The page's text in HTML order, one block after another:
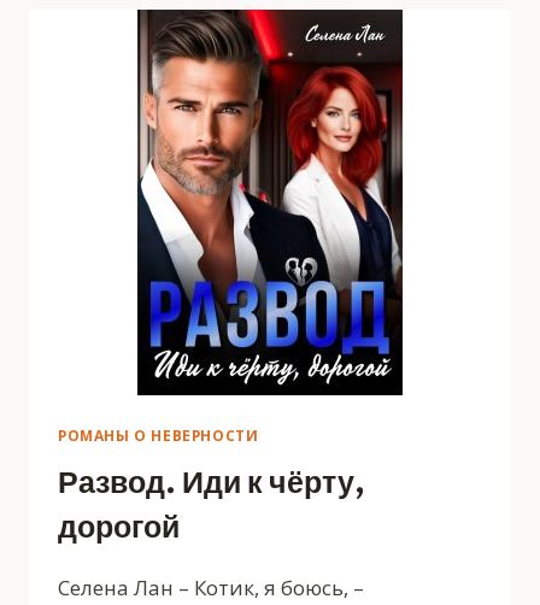
НА
ДЕСЕРТ
РОМАНЫ О НЕВЕРНОСТИ
Развод. Иди к чёрту,
дорогой
Селена Лан – Котик, я боюсь, –